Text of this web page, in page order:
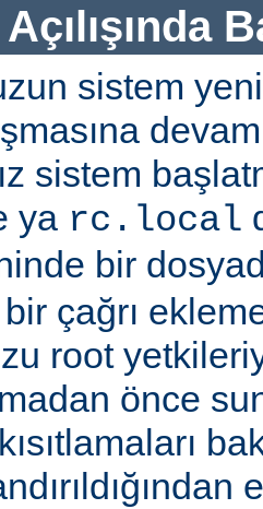
sistem
sistem
ya rc.local
bir
çağrı
root
önce